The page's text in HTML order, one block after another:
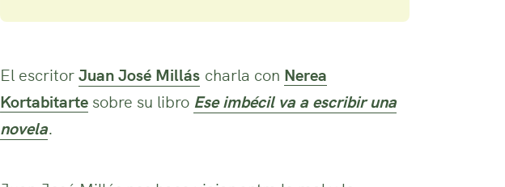
El escritorJuan José Millás charla con Nerea
Kortabitarte sobre su libro Ese imbécil va a escribir una
novela.